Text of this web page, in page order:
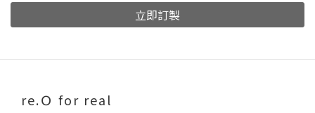
立即訂製
re.Ｏ for real